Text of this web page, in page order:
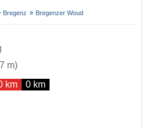
Bregenz Bregenzer Woud
m)
km 0 km